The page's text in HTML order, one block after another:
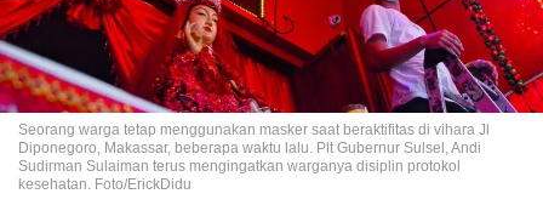
Seorang warga tetap menggunakan masker saat beraktifitas di vihara Jl
Diponegoro, Makassar, beberapa waktu lalu. Plt Gubernur Sulsel, Andi
Sudirman Sulaiman terus mengingatkan warganya disiplin protokol
kesehatan. Foto/ErickDidu